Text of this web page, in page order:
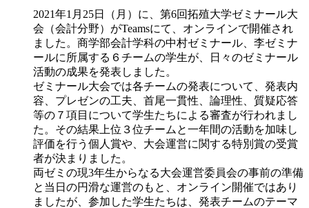
2021年1月25日（月）に、第6回拓殖大学ゼミナール大
会（会計分野）がTeamsにて、オンラインで開催され
ました。商学部会計学科の中村ゼミナール、李ゼミナ
ールに所属する６チームの学生が、日々のゼミナール
活動の成果を発表しました。
ゼミナール大会では各チームの発表について、発表内
容、プレゼンの工夫、首尾一貫性、論理性、質疑応答
等の７項目について学生たちによる審査が行われまし
た。その結果上位３位チームと一年間の活動を加味し
評価を行う個人賞や、大会運営に関する特別賞の受賞
者が決まりました。
両ゼミの現3年生からなる大会運営委員会の事前の準備
と当日の円滑な運営のもと、オンライン開催ではあり
ましたが、参加した学生たちは、発表チームのテーマ